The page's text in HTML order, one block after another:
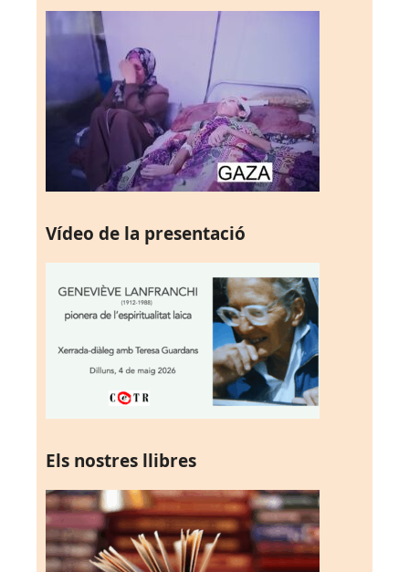
Vídeo de la presentació
Els nostres llibres